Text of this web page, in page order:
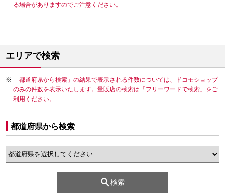
る場合がありますのでご注意ください。
エリアで検索
「都道府県から検索」の結果で表示される件数については、ドコモショップ
のみの件数を表示いたします。量販店の検索は「フリーワードで検索」をご
利用ください。
都道府県から検索
検索